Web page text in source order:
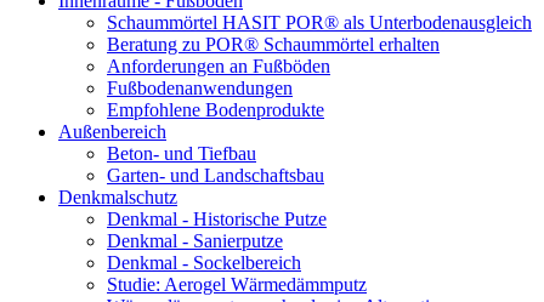
Schaummörtel HASIT POR® als Unterbodenausgleich
Beratung zu POR® Schaummörtel erhalten
Anforderungen an Fußböden
Fußbodenanwendungen
Empfohlene Bodenprodukte
Außenbereich
Beton- und Tiefbau
Garten- und Landschaftsbau
Denkmalschutz
Denkmal - Historische Putze
Denkmal - Sanierputze
Denkmal - Sockelbereich
Studie: Aerogel Wärmedämmputz